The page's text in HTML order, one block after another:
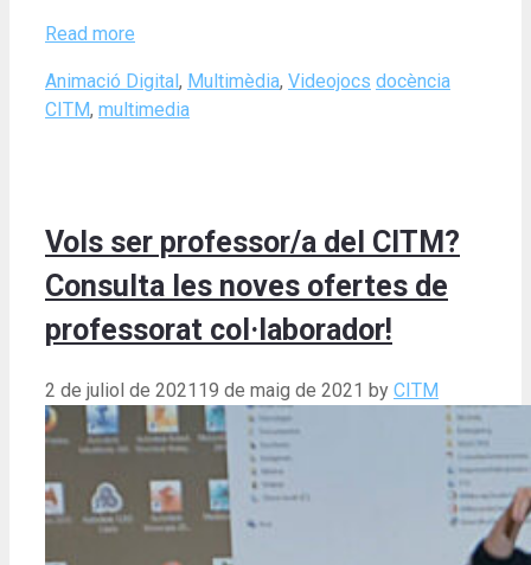
Read more
Categories
Animació Digital , Multimèdia, Videojocs Tags
docència
CITM, multimedia
Vols ser professor/a del CITM?
Consulta les noves ofertes de
professorat col·laborador!
2 de juliol de 2021 19 de maig de 2021 by CITM